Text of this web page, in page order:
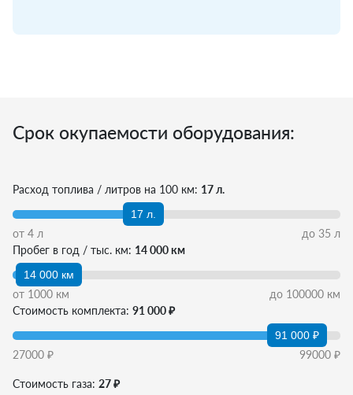
Срок окупаемости оборудования:
Расход топлива / литров на 100 км: 17 л.
17 л.
от 4 л до 35 л
Пробег в год / тыс. км: 14 000 км
14 000 км
от 1000 км до 100000 км
Стоимость комплекта: 91 000 ₽
91 000 ₽
27000 ₽ 99000 ₽
Стоимость газа: 27 ₽